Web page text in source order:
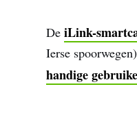
De iLink-
Ierse
handige